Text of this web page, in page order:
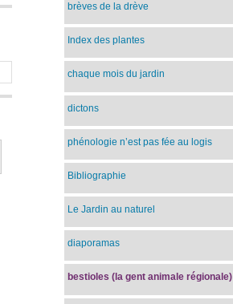
brèves de la drève
Index des plantes
chaque mois du jardin
dictons
phénologie n’est pas fée au logis
Bibliographie
Le Jardin au naturel
diaporamas
bestioles (la gent animale régionale)